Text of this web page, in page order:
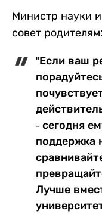
Министр науки
совет родителям:
"Если ваш
- сегодня
поддержка
Лучше